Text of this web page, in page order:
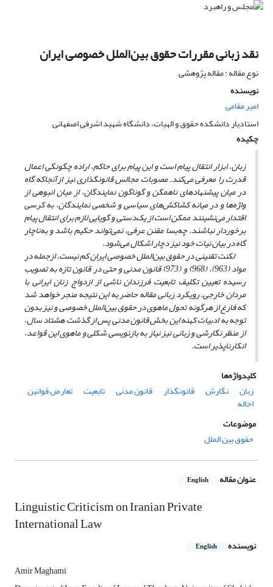
نقد زبانی مقررات حقوق بین‌الملل خصوصی ایران
نوع مقاله : مقاله پژوهشی
نویسنده
امیر مقامی
استادیار دانشکده حقوق و الهیات، دانشگاه شهید اشرفی اصفهانی
چکیده
زبان، ابزار انتقال پیام است و این پیام برای حاکم، اراده چگونگی اعمال
قدرت را معرفی می‌کند. مصوبات مجالس قانونگذاری نیز ازآنجا‌که گاه
در میان پیشنهادهای ناهمگن و گوناگون نمایندگان، از میان انبوهی از
واژه‌ها و در میانه کشاکش‌های سیاسی و شخصی نمایندگان، به کرسی
اقتدار می‌نشینند ممکن است از یک‌دستی و گویایی لازم برای انتقال پیام
برخوردار نباشند. چه‌بسا مقنن عرفی، نمی‌تواند حکیم باشد و به‌ناچار
گاه در بیان نیات خود نیز دچار اشکال می‌شود.
لکنت تقنینی در حقوق بین‌الملل خصوصی ایران کم نیست، از‌جمله در
مواد (963)، (968) و (973) قانون مدنی و حتی در قانون تازه به تصویب
رسیده تعیین تکلیف تابعیت فرزندان ناشی از ازدواج زنان ایرانی با
مردان خارجی. رویکرد زبانی مقاله حاضر به این نتیجه منجر خواهد شد
که فارغ از هرگونه تحول ماهوی در حقوق بین‌الملل خصوصی و نیز بدون
توجه به ادبیات کهنه این بخش قانون مدنی پس از گذشت هشتاد سال،
از منظر نگارشی و زبانی نیز نیاز به بازنویسی شکلی و ماهوی این قواعد،
انکارناپذیر است.
کلیدواژه‌ها
زبان
نگارش قانونگذار قانون مدنی تابعیت تعارض قوانین
احاله
موضوعات
حقوق بین الملل
عنوان مقاله English
Linguistic Criticism on Iranian Private
International Law
نویسنده English
Amir Maghami